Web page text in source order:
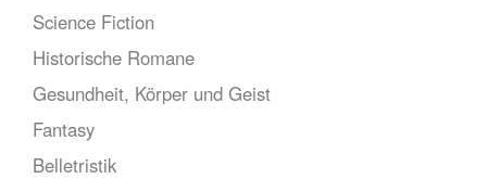
Science Fiction
Historische Romane
Gesundheit, Körper und Geist
Fantasy
Belletristik